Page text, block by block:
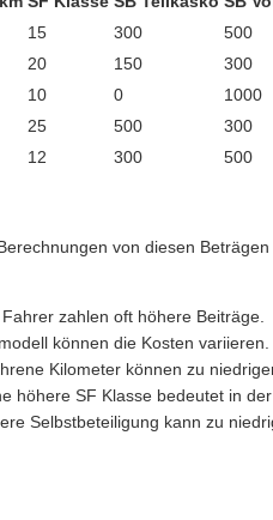
15 300
500
20 150
300
10 0
1000
25 500
300
12 300 500
von diesen
zahlen oft höhere Beiträge.
können die Kosten variieren.
Kilometer können zu
höhere SF Klasse bedeutet in
Selbstbeteiligung kann zu